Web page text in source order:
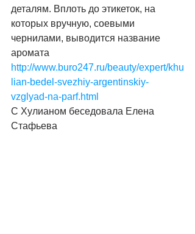
деталям. Вплоть до этикеток, на
которых вручную, соевыми
чернилами, выводится название
аромата
http://www.buro247.ru/beauty/expert/khu
lian-bedel-svezhiy-argentinskiy-
vzglyad-na-parf.html
С Хулианом беседовала Елена
Стафьева